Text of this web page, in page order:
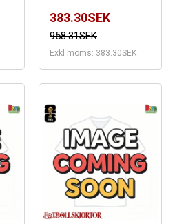
383.30SEK
958.31SEK
Exkl moms: 383.30SEK